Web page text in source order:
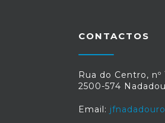
CONTACTOS
Rua do Centro, nº
2500-574
Email: